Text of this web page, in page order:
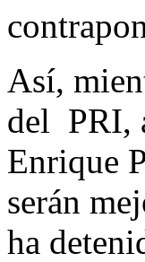
Así,
del PRI,
Enrique
serán
ha